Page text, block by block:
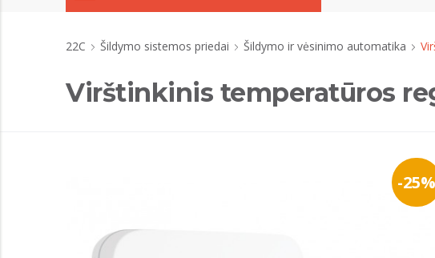
22C Šildymo sistemos priedai Šildymo ir vėsinimo automatika
Virštinkinis temperatūros
-25%